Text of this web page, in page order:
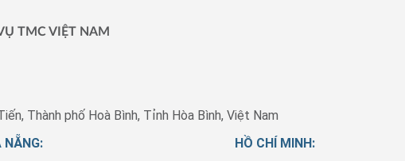
TMC VIỆT NAM
Thành phố Hoà Bình, Tỉnh Hòa Bình, Việt Nam
NẴNG:
HỒ CHÍ MINH: